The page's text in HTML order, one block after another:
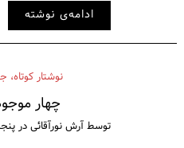
ادامه‌ی نوشته
نوشتار کوتاه،
چهار
توسطآرش نورآقائی در